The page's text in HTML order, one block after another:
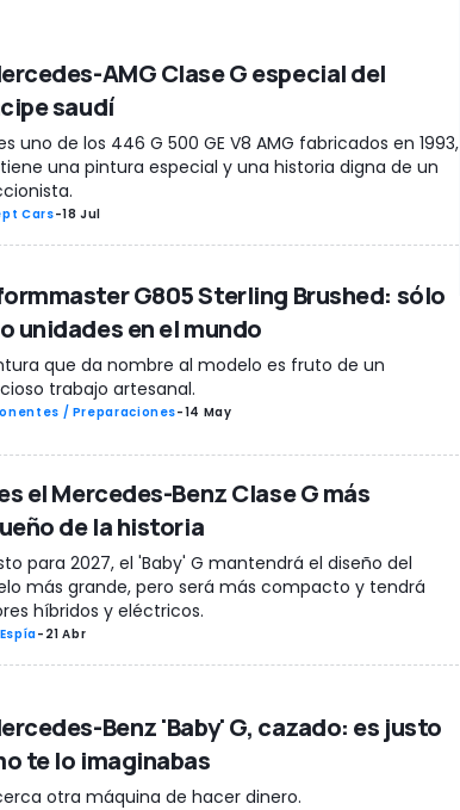
AMG Clase G especial del
saudí
uno de los 446 G 500 GE V8 AMG fabricados en 1993,
una pintura especial y una historia digna de un
Cars-18 Jul
G805 Sterling Brushed: sólo
unidades en el mundo
que da nombre al modelo es fruto de un
trabajo artesanal.
/ Preparaciones-14 May
el Mercedes-Benz Clase G más
de la historia
para 2027, el 'Baby' G mantendrá el diseño del
más grande, pero será más compacto y tendrá
híbridos y eléctricos.
- 21 Abr
Benz 'Baby' G, cazado: es justo
te lo imaginabas
otra máquina de hacer dinero.